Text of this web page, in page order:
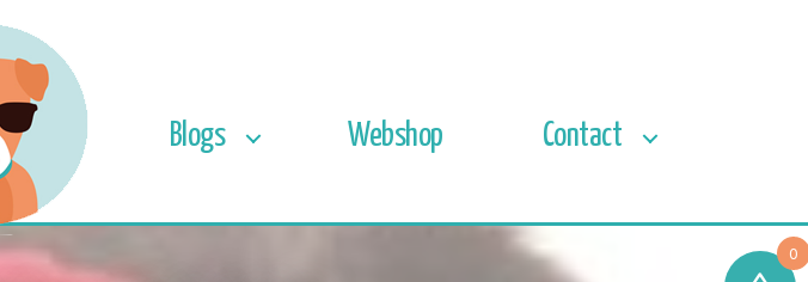
Blogs Webshop Contact
0